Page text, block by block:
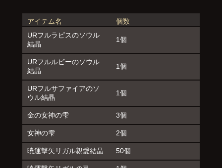
アイテム名
個数
URフルラピスのソウル
結晶
1個
URフルルビーのソウル
結晶
1個
URフルサファイアのソ
ウル結晶
1個
金の女神の雫 3個
女神の雫 2個
暁運撃矢リガル親愛結晶 50個